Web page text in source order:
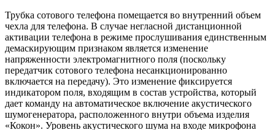
Трубка сотового телефона помещается во внутренний объем
чехла для телефона. В случае негласной дистанционной
активации телефона в режиме прослушивания единственным
демаскирующим признаком является изменение
напряженности электромагнитного поля (поскольку
передатчик сотового телефона несанкционированно
включается на передачу). Это изменение фиксируется
индикатором поля, входящим в состав устройства, который
дает команду на автоматическое включение акустического
шумогенератора, расположенного внутри объема изделия
«Кокон». Уровень акустического шума на входе микрофона